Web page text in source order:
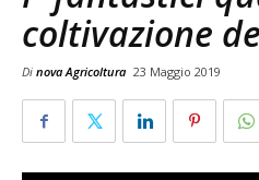
coltivazione
Di nova Agricoltura 23 Maggio 2019